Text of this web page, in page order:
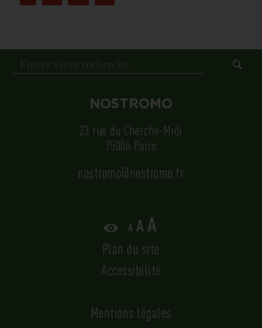
NOSTROMO
23 rue du Cherche-Midi
75006 Paris
nostromo@nostromo.fr
A Diminuer
taille
du
A Réinitialiser
la
taille
du
A
taille
du
texte.
Plan du site
Accessibilité
Mentions légales